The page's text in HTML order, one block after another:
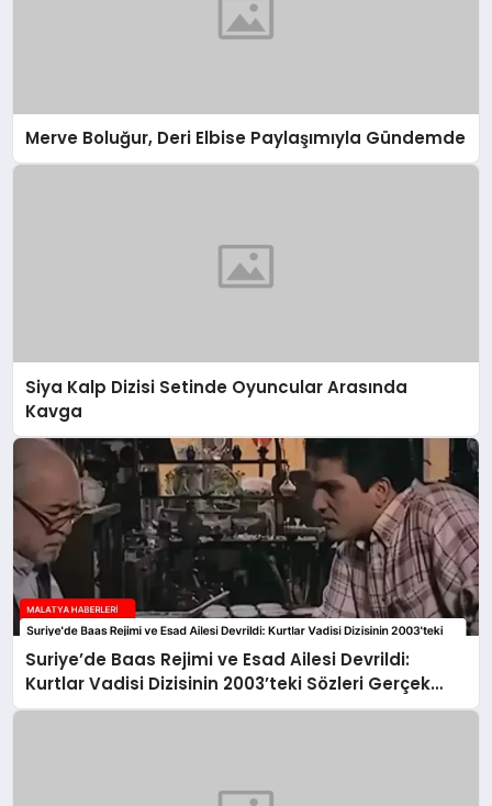
Merve Boluğur, Deri Elbise Paylaşımıyla Gündemde
Siya Kalp Dizisi Setinde Oyuncular Arasında
Kavga
Suriye’de Baas Rejimi ve Esad Ailesi Devrildi:
Kurtlar Vadisi Dizisinin 2003’teki Sözleri Gerçek
Oldu